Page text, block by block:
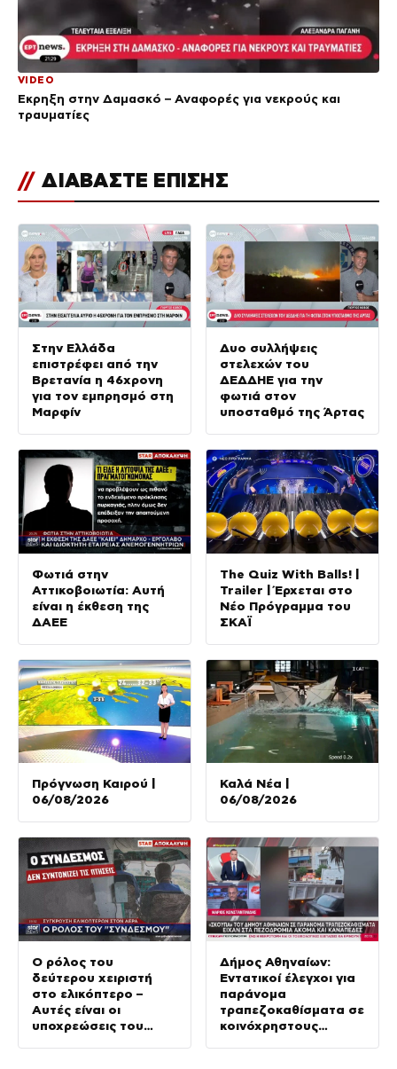
VIDEO
Έκρηξη στην Δαμασκό – Αναφορές για νεκρούς και
τραυματίες
// ΔΙΑΒΑΣΤΕ ΕΠΙΣΗΣ
Στην Ελλάδα
επιστρέφει από την
Βρετανία η 46χρονη
για τον εμπρησμό στη
Μαρφίν
Δυο συλλήψεις
στελεχών του
ΔΕΔΔΗΕ για την
φωτιά στον
υποσταθμό της Άρτας
Φωτιά στην
Αττικοβοιωτία: Αυτή
είναι η έκθεση της
ΔΑΕΕ
The Quiz With Balls! |
Trailer | Έρχεται στο
Νέο Πρόγραμμα του
ΣΚΑΪ
Πρόγνωση Καιρού |
06/08/2026
Καλά Νέα |
06/08/2026
Ο ρόλος του
δεύτερου χειριστή
στο ελικόπτερο –
Αυτές είναι οι
υποχρεώσεις του
Δήμος Αθηναίων:
Εντατικοί έλεγχοι για
παράνομα
τραπεζοκαθίσματα σε
κοινόχρηστους